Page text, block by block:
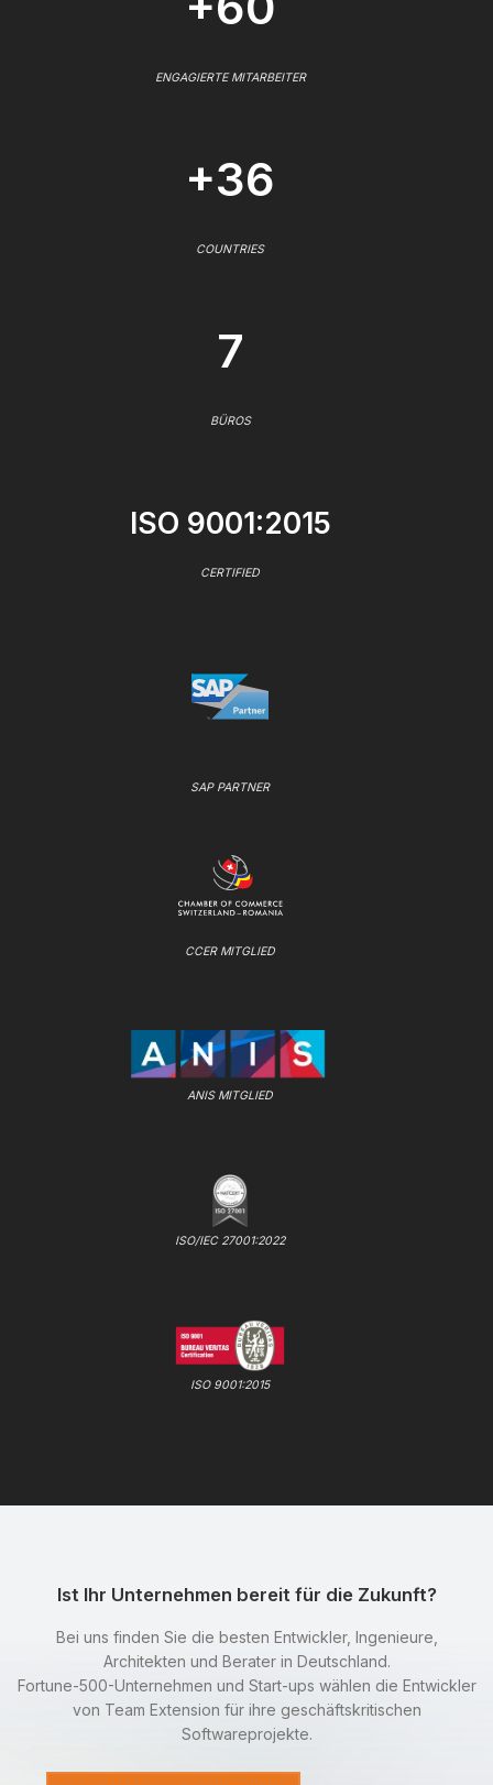
ENGAGIERTE MITARBEITER
+36
COUNTRIES
7
BÜROS
ISO 9001:2015
CERTIFIED
SAP PARTNER
CCER MITGLIED
ANIS MITGLIED
ISO/IEC 27001:2022
ISO 9001:2015
Ist Ihr Unternehmen bereit für die Zukunft?
Bei uns finden Sie die besten Entwickler, Ingenieure,
Architekten und Berater in Deutschland.
Fortune-500-Unternehmen und Start-ups wählen die Entwickler
von Team Extension für ihre geschäftskritischen
Softwareprojekte.